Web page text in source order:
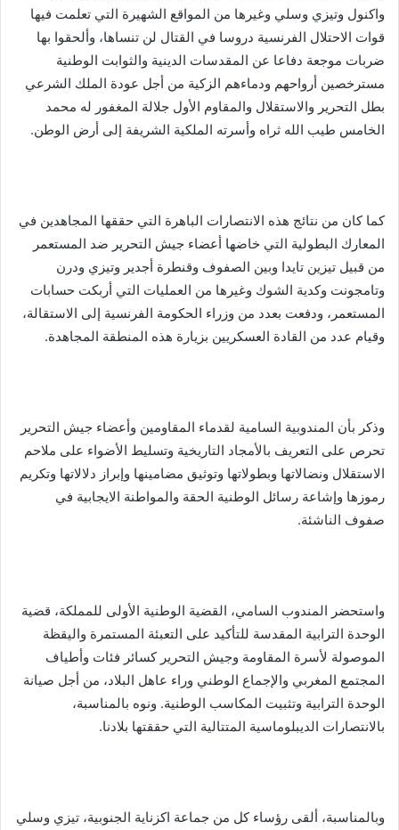
واكنول وتيزي وسلي وغيرها من المواقع الشهيرة التي تعلمت فيها
قوات الاحتلال الفرنسية دروسا في القتال لن تنساها، وألحقوا بها
ضربات موجعة دفاعا عن المقدسات الدينية والثوابت الوطنية
مسترخصين أرواحهم ودماءهم الزكية من أجل عودة الملك الشرعي
بطل التحرير والاستقلال والمقاوم الأول جلالة المغفور له محمد
الخامس طيب الله ثراه وأسرته الملكية الشريفة إلى أرض الوطن.
كما كان من نتائج هذه الانتصارات الباهرة التي حققها المجاهدين في
المعارك البطولية التي خاضها أعضاء جيش التحرير ضد المستعمر
من قبيل تيزين تايدا وبين الصفوف وقنطرة أجدير وتيزي ودرن
وتامجونت وكدية الشوك وغيرها من العمليات التي أربكت حسابات
المستعمر، ودفعت بعدد من وزراء الحكومة الفرنسية إلى الاستقالة،
وقيام عدد من القادة العسكريين بزيارة هذه المنطقة المجاهدة.
وذكر بأن المندوبية السامية لقدماء المقاومين وأعضاء جيش التحرير
تحرص على التعريف بالأمجاد التاريخية وتسليط الأضواء على ملاحم
الاستقلال ونضالاتها وبطولاتها وتوثيق مضامينها وإبراز دلالاتها وتكريم
رموزها وإشاعة رسائل الوطنية الحقة والمواطنة الايجابية في
صفوف الناشئة.
واستحضر المندوب السامي، القضية الوطنية الأولى للمملكة، قضية
الوحدة الترابية المقدسة للتأكيد على التعبئة المستمرة واليقظة
الموصولة لأسرة المقاومة وجيش التحرير كسائر فئات وأطياف
المجتمع المغربي والإجماع الوطني وراء عاهل البلاد، من أجل صيانة
الوحدة الترابية وتثبيت المكاسب الوطنية. ونوه بالمناسبة،
بالانتصارات الديبلوماسية المتتالية التي حققتها بلادنا.
وبالمناسبة، ألقى رؤساء كل من جماعة اكزناية الجنوبية، تيزي وسلي